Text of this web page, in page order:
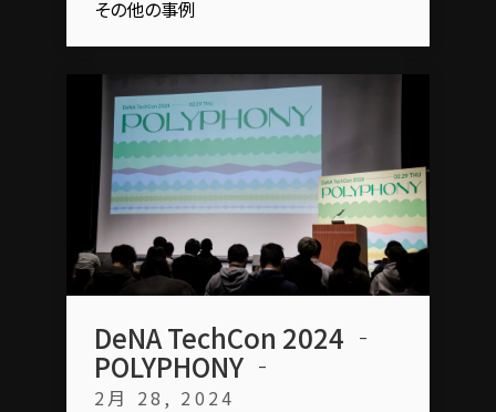
その他の事例
DeNA TechCon 2024 ‐
POLYPHONY ‐
2月 28, 2024